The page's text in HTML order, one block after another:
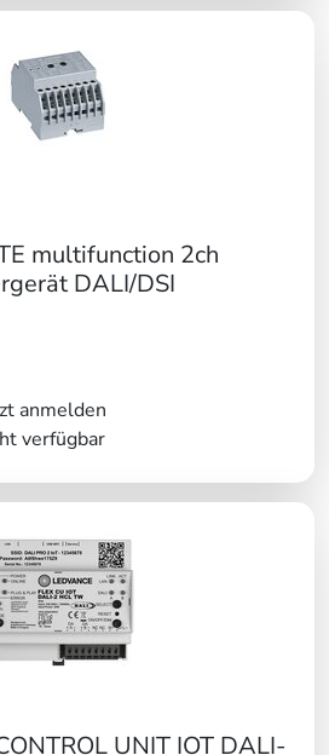
multifunction 2ch
DALI/DSI
anmelden
verfügbar
UNIT IOT DALI-